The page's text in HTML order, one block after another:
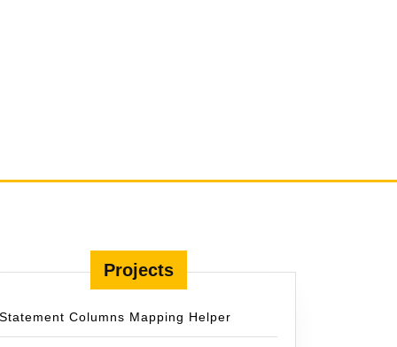
Projects
Statement Columns Mapping Helper